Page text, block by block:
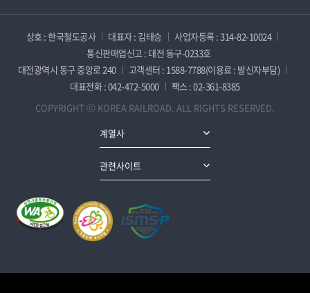
상호 : 한국철도공사 대표자 : 김태승
사업자등록 : 314-82-10024
통신판매업신고 : 대전 동구-0233호
대전광역시 동구 중앙로 240
고객센터 : 1588-7788(이용료 : 발신자부담)
대표전화 : 042-472-5000
팩스 : 02-361-8385
COPYRIGHT ⓒ KOREA RAILROAD. ALL RIGHTS RESERVED.
계열사
관련사이트